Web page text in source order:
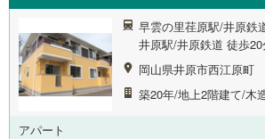
早雲の里荏原駅/井原鉄
井原駅/井原鉄道 徒歩20
岡山県井原市西江原町
築20年/地上2階建て/木
アパート